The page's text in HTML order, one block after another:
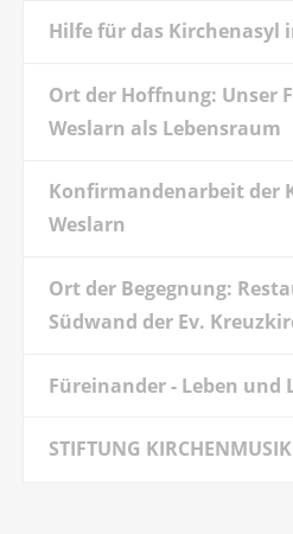
Hilfe für das Kirchenasyl
Ort der Hoffnung: Unser
Weslarn als Lebensraum
Konfirmandenarbeit der
Weslarn
Ort der Begegnung:
Südwand der Ev.
Füreinander - Leben und
STIFTUNG